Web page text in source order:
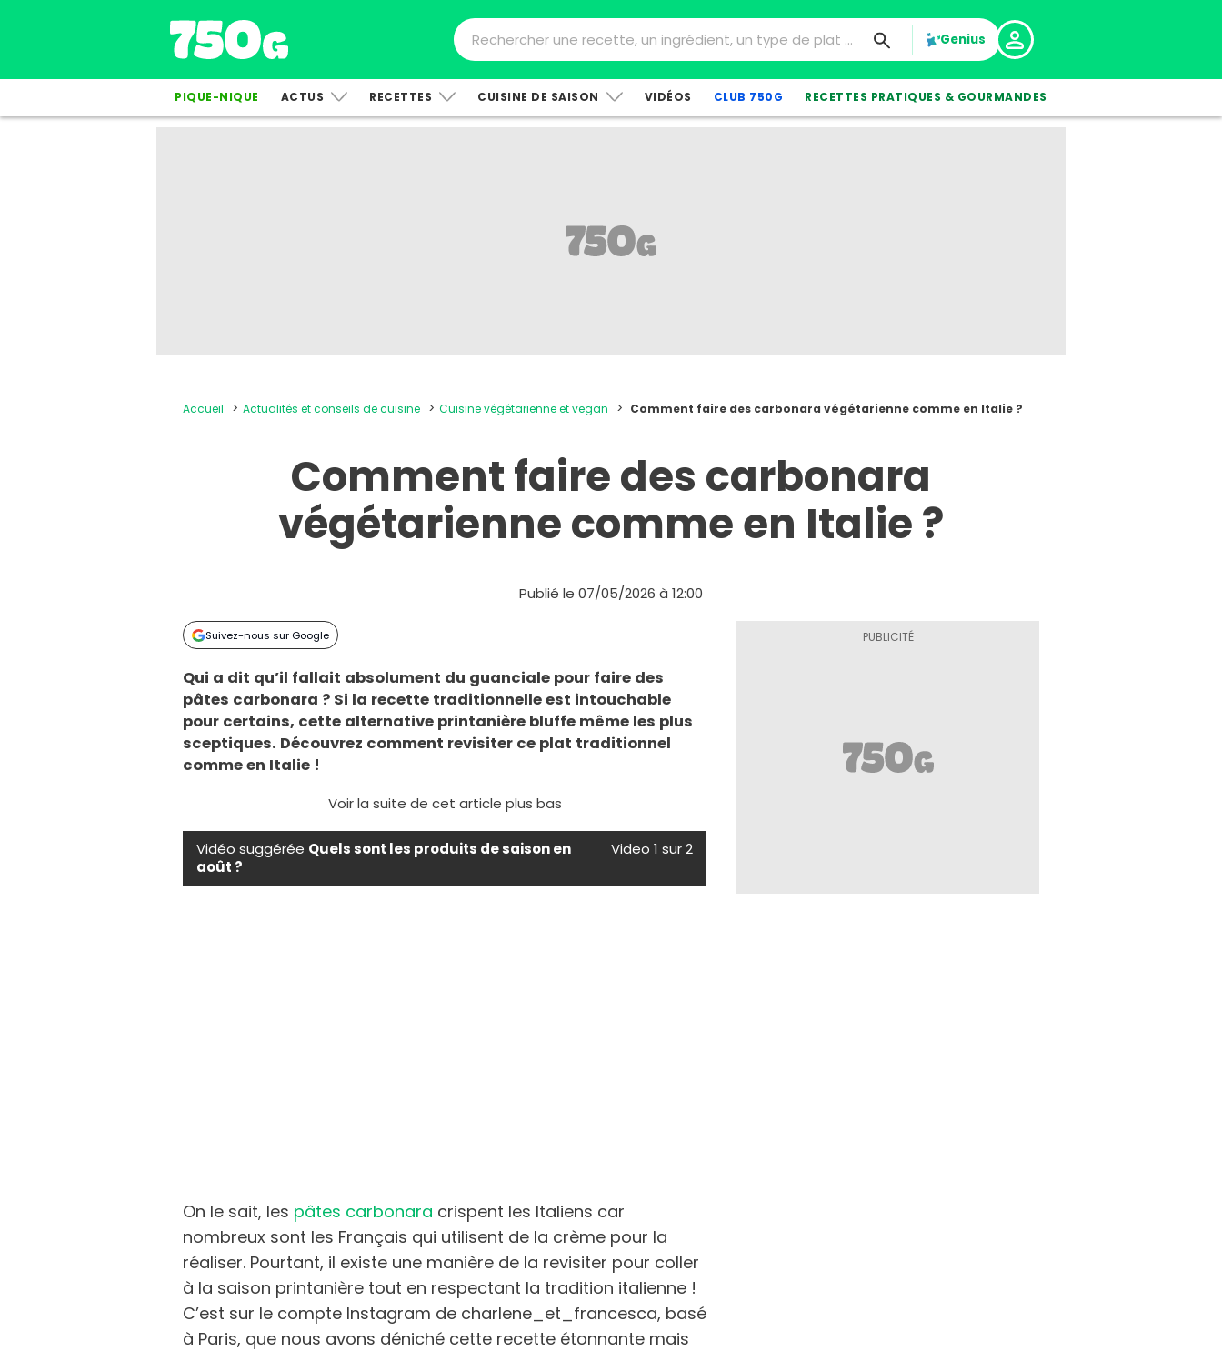
Genius
PIQUE-NIQUE ACTUS RECETTES CUISINE DE SAISON VIDÉOS CLUB 750G RECETTES PRATIQUES & GOURMANDES
Accueil Actualités et conseils de cuisine Cuisine végétarienne et vegan Comment faire des carbonara végétarienne comme en Italie ?
Comment faire des carbonara
végétarienne comme en Italie ?
Publié le 07/05/2026 à 12:00
Suivez-nous sur Google
Qui a dit qu’il fallait absolument du guanciale pour faire des
pâtes carbonara ? Si la recette traditionnelle est intouchable
pour certains, cette alternative printanière bluffe même les plus
sceptiques. Découvrez comment revisiter ce plat traditionnel
comme en Italie !
Voir la suite de cet article plus bas
Vidéo suggérée Quels sont les produits de saison en
août ?
Video 1 sur 2
On le sait, les pâtes carbonara crispent les Italiens car
nombreux sont les Français qui utilisent de la crème pour la
réaliser. Pourtant, il existe une manière de la revisiter pour coller
à la saison printanière tout en respectant la tradition italienne !
C’est sur le compte Instagram de charlene_et_francesca, basé
à Paris, que nous avons déniché cette recette étonnante mais